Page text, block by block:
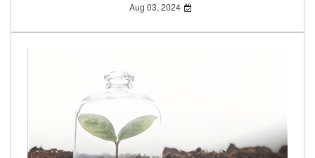
Aug 03, 2024